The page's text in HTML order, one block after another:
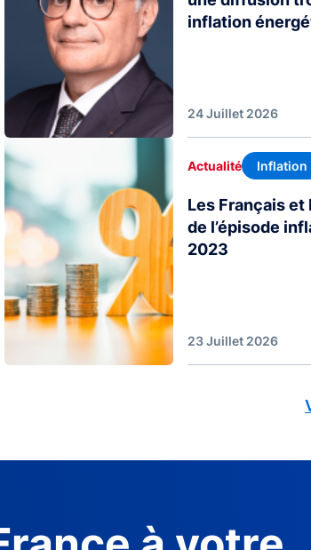
inflation
24 Juillet 2026
Image
Actualité Inflation
Les Français et
de l’épisode
2023
23 Juillet 2026